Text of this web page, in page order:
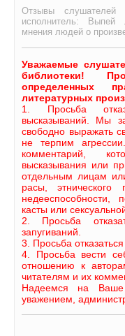
Отзывы слушателей
исполнитель:
мнения людей о
Уважаемые
библиотеки!
определенных
литературных
1. Просьба
высказываний. Мы
свободно выражать
не терпим
комментарий,
высказывания или
отдельным лицам
расы, этнического
недееспособности,
касты или
2. Просьба
запугиваний.
3. Просьба
4. Просьба вести
отношению к
читателям и их
Надеемся на
уважением,